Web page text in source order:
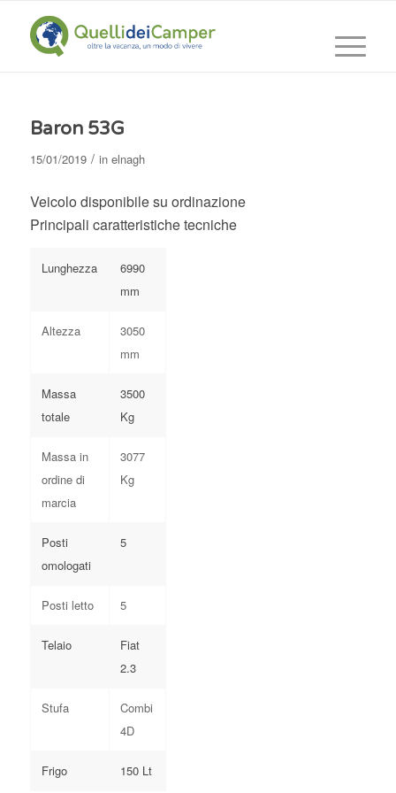
Baron 53G
15/01/2019 / in elnagh
Veicolo disponibile su ordinazione
Principali caratteristiche tecniche
Lunghezza
6990
mm
Altezza
3050
mm
Massa
totale
3500
Kg
Massa in
ordine di
marcia
3077
Kg
Posti
omologati
5
Posti letto 5
Telaio
Fiat
2.3
Stufa
Combi
4D
Frigo 150 Lt